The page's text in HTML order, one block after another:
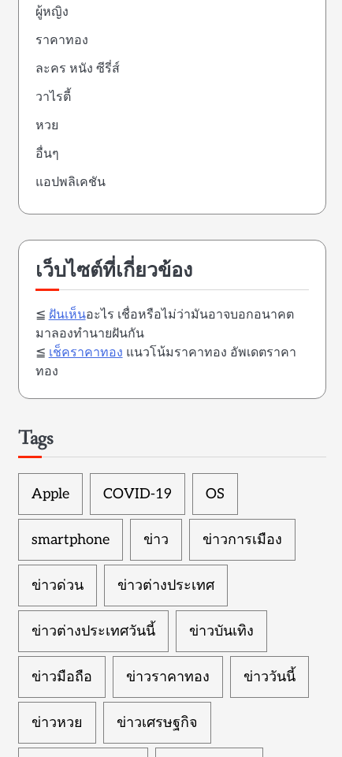
ผู้หญิง
ราคาทอง
ละคร หนัง ซีรี่ส์
วาไรตี้
หวย
อื่นๆ
แอปพลิเคชัน
เว็บไซต์ที่เกี่ยวข้อง
≦ ฝันเห็นอะไร เชื่อหรือไม่ว่ามันอาจบอกอนาคต
มาลองทำนายฝันกัน
≦ เช็คราคาทอง แนวโน้มราคาทอง อัพเดตราคา
ทอง
Tags
Apple COVID-19 OS
smartphone ข่าว ข่าวการเมือง
ข่าวด่วน ข่าวต่างประเทศ
ข่าวต่างประเทศวันนี้ ข่าวบันเทิง
ข่าวมือถือ ข่าวราคาทอง ข่าววันนี้
ข่าวหวย ข่าวเศรษฐกิจ